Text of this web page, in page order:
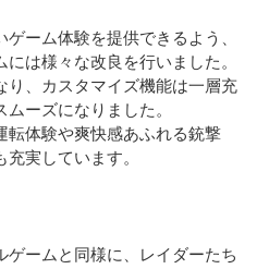
ーム体験を提供できるよう、
は様々な改良を行いました。
り、カスタマイズ機能は一層充
ーズになりました。
転体験や爽快感あふれる銃撃
実しています。
ームと同様に、レイダーたち